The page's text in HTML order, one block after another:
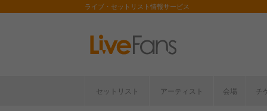
ライブ・セットリスト情報サービス
セットリスト アーティスト 会場 チ